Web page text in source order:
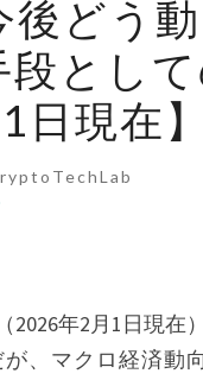
どう
とし
日現在】
年2月1日現在）
、マクロ経済動